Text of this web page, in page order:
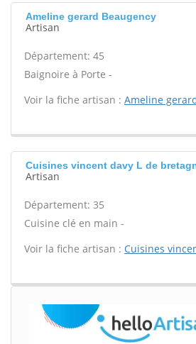
Ameline gerard Beaugency
Artisan
Département: 45
Baignoire à Porte -
Voir la fiche artisan : Ameline
Cuisines vincent davy L de
Artisan
Département: 35
Cuisine clé en main -
Voir la fiche artisan : Cuisines